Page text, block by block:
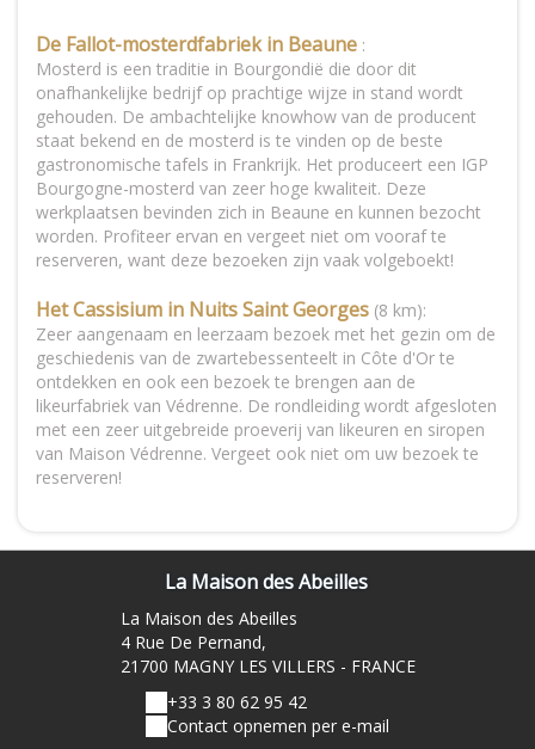
De Fallot-mosterdfabriek in Beaune :
Mosterd is een traditie in Bourgondië die door dit
onafhankelijke bedrijf op prachtige wijze in stand wordt
gehouden. De ambachtelijke knowhow van de producent
staat bekend en de mosterd is te vinden op de beste
gastronomische tafels in Frankrijk. Het produceert een IGP
Bourgogne-mosterd van zeer hoge kwaliteit. Deze
werkplaatsen bevinden zich in Beaune en kunnen bezocht
worden. Profiteer ervan en vergeet niet om vooraf te
reserveren, want deze bezoeken zijn vaak volgeboekt!
Het Cassisium in Nuits Saint Georges (8 km):
Zeer aangenaam en leerzaam bezoek met het gezin om de
geschiedenis van de zwartebessenteelt in Côte d'Or te
ontdekken en ook een bezoek te brengen aan de
likeurfabriek van Védrenne. De rondleiding wordt afgesloten
met een zeer uitgebreide proeverij van likeuren en siropen
van Maison Védrenne. Vergeet ook niet om uw bezoek te
reserveren!
La Maison des Abeilles
La Maison des Abeilles
4 Rue De Pernand,
21700 MAGNY LES VILLERS - FRANCE
+33 3 80 62 95 42
Contact opnemen per e-mail